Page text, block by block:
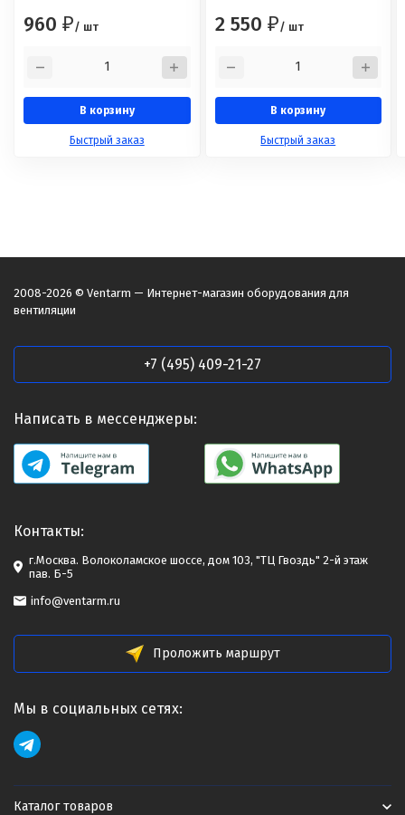
960 ₽/ шт
В корзину
Быстрый заказ
2 550 ₽/ шт
В корзину
Быстрый заказ
2008-2026 © Ventarm — Интернет-магазин оборудования для
вентиляции
+7 (495) 409-21-27
Написать в мессенджеры:
Контакты:
г.Москва. Волоколамское шоссе, дом 103, "ТЦ Гвоздь" 2-й этаж
пав. Б-5
info@ventarm.ru
Проложить маршрут
Мы в социальных сетях:
Каталог товаров